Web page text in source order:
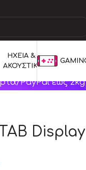
ΗΧΕΙΑ &
ΑΚΟΥΣΤΙΚΑ
PayPal έως 2kg